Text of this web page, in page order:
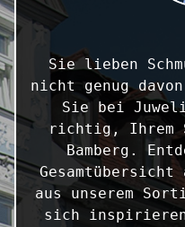
Sie lieben
nicht genug davon
Sie bei
richtig, Ihrem
Bamberg.
Gesamtübersicht
aus unserem
sich